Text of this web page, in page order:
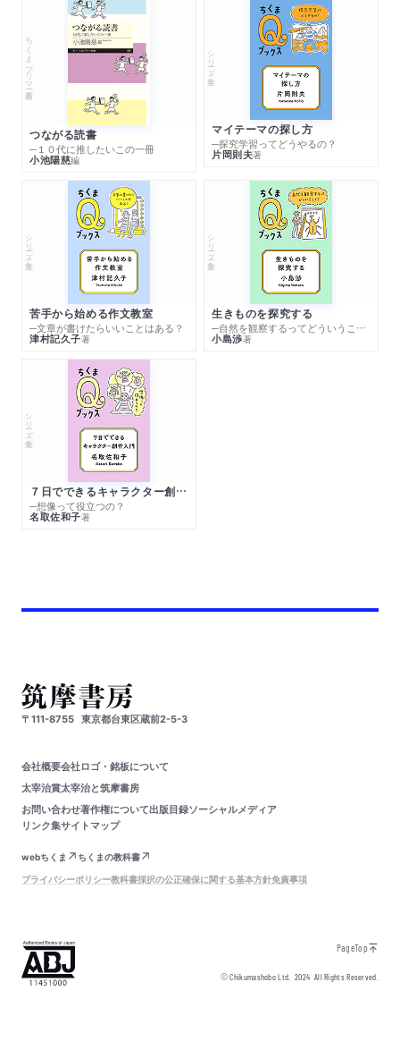
ちくまプリマー新書
つながる読書
─１０代に推したいこの一冊
小池陽慈編
シリーズ・全集
マイテーマの探し方
─探究学習ってどうやるの？
片岡則夫著
シリーズ・全集
苦手から始める作文教室
─文章が書けたらいいことはある？
津村記久子著
シリーズ・全集
生きものを探究する
─自然を観察するってどういうこと？
小島渉著
シリーズ・全集
７日でできるキャラクター創作入門
─想像って役立つの？
名取佐和子著
〒111-8755 東京都台東区蔵前2-5-3
会社概要会社ロゴ・銘板について
太宰治賞太宰治と筑摩書房
お問い合わせ著作権について出版目録ソーシャルメディア
リンク集サイトマップ
webちくま
ちくまの教科書
プライバシーポリシー教科書採択の公正確保に関する基本方針免責事項
PageTop
© Chikumashobo Ltd.2024 All Rights Reserved.